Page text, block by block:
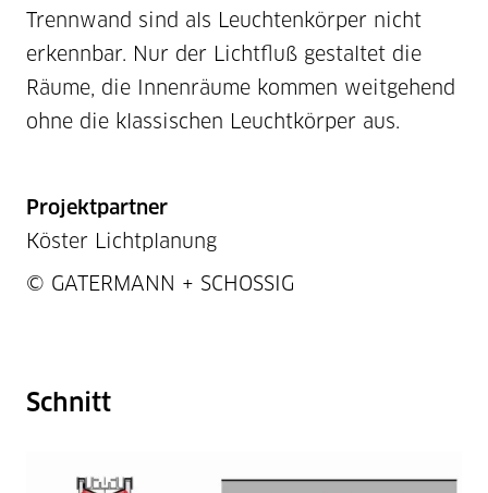
Trennwand sind als Leuchtenkörper nicht
erkennbar. Nur der Lichtfluß gestaltet die
Räume, die Innenräume kommen weitgehend
ohne die klassischen Leuchtkörper aus.
Projektpartner
Köster Lichtplanung
Projektnummer / Copyright
© GATERMANN + SCHOSSIG
Schnitt